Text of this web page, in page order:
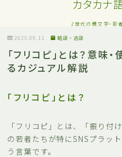
カタカナ
Z世代の横文字・若
MENU
Z世代・若者カタカナ語
ネット・SNS用語
日常でよく聞く流行語
2025.09.11 略語・造語
「フリコピ」とは？意味
るカジュアル解説
「フリコピ」とは？
「フリコピ」とは、「振り付
の若者たちが特にSNSプラッ
う言葉です。